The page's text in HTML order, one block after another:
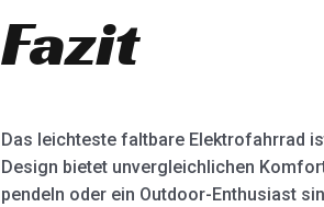
Fazit
Das leichteste faltbare Elektrofahrrad
Design bietet unvergleichlichen
pendeln oder ein Outdoor-Enthusiast